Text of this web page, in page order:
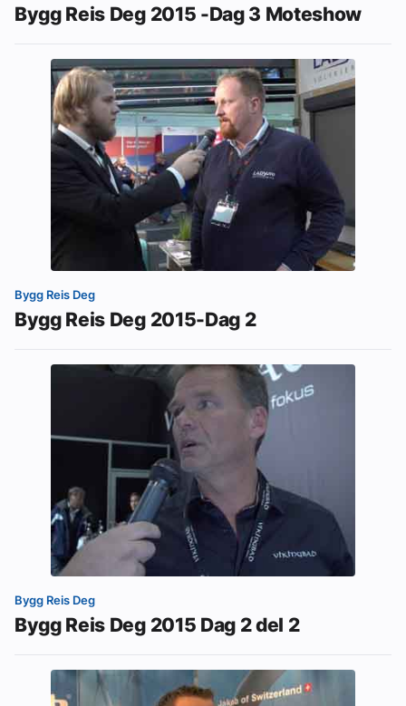
Bygg Reis Deg 2015 -Dag 3 Moteshow
Bygg Reis Deg
Bygg Reis Deg 2015-Dag 2
Bygg Reis Deg
Bygg Reis Deg 2015 Dag 2 del 2